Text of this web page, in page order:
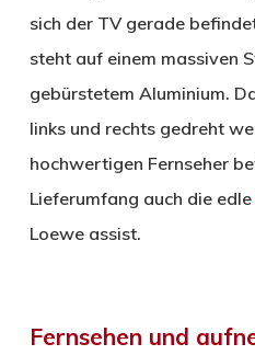
sich der TV gerade
steht auf einem massiven
gebürstetem Aluminium.
links und rechts gedreht
hochwertigen Fernseher
Lieferumfang auch die edle
Loewe assist.
Fernsehen und